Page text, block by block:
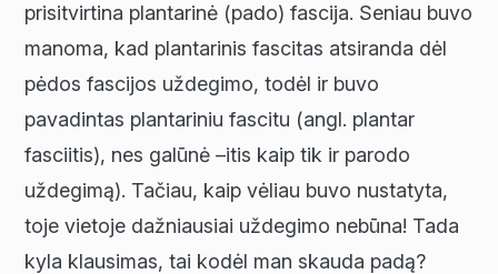
prisitvirtina plantarinė (pado) fascija. Seniau buvo
manoma, kad plantarinis fascitas atsiranda dėl
pėdos fascijos uždegimo, todėl ir buvo
pavadintas plantariniu fascitu (angl. plantar
fasciitis), nes galūnė –itis kaip tik ir parodo
uždegimą). Tačiau, kaip vėliau buvo nustatyta,
toje vietoje dažniausiai uždegimo nebūna! Tada
kyla klausimas, tai kodėl man skauda padą?